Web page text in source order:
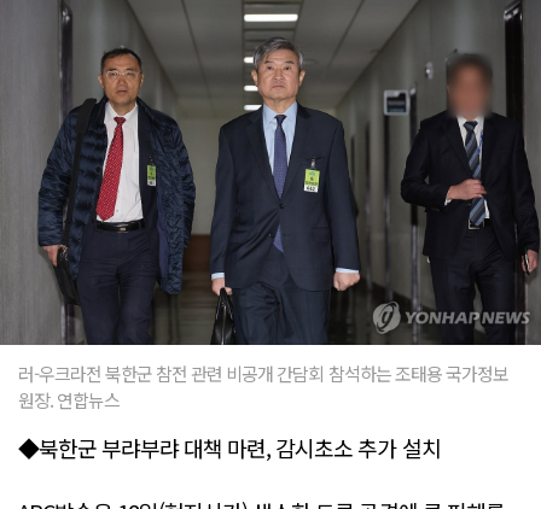
러-우크라전 북한군 참전 관련 비공개 간담회 참석하는 조태용 국가정보
원장. 연합뉴스
◆북한군 부랴부랴 대책 마련, 감시초소 추가 설치